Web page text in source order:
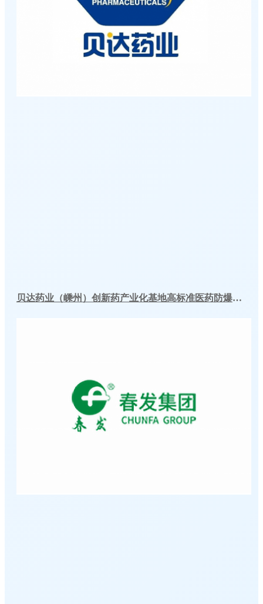
贝达药业（嵊州）创新药产业化基地高标准医药防爆冷库建造工程案例